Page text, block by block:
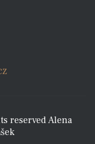
reserved Alena